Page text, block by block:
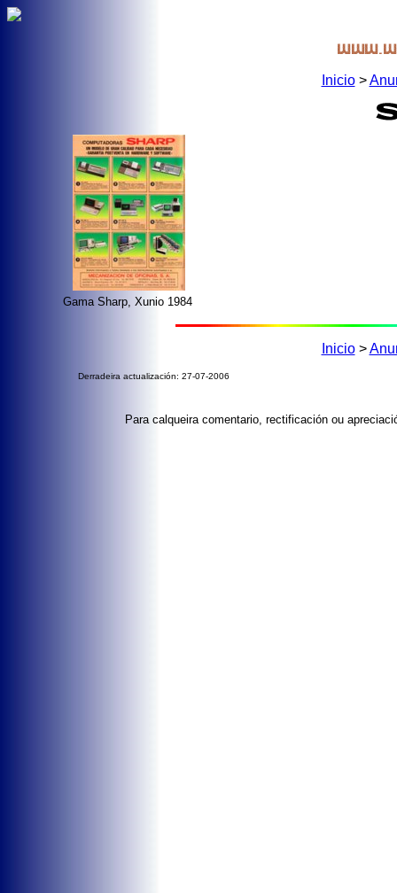
Inicio>
Gama Sharp, Xunio 1984
Inicio>
Derradeira actualización: 27-07-2006
Para calqueira comentario, rectificación ou